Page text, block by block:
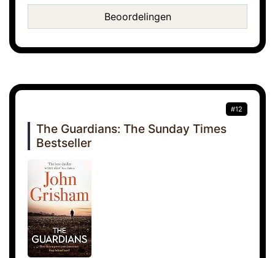
Beoordelingen
#12
The Guardians: The Sunday Times
Bestseller